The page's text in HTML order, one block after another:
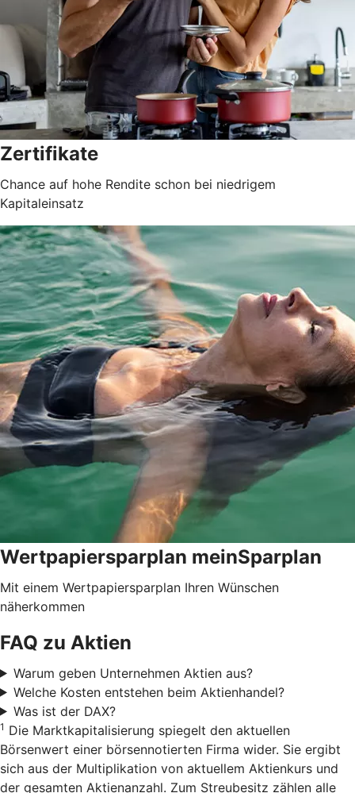
Zertifikate
Chance auf hohe Rendite schon bei niedrigem
Kapitaleinsatz
Wertpapiersparplan meinSparplan
Mit einem Wertpapiersparplan Ihren Wünschen
näherkommen
FAQ zu Aktien
Warum geben Unternehmen Aktien aus?
Welche Kosten entstehen beim Aktienhandel?
Was ist der DAX?
1 Die Marktkapitalisierung spiegelt den aktuellen
Börsenwert einer börsennotierten Firma wider. Sie ergibt
sich aus der Multiplikation von aktuellem Aktienkurs und
der gesamten Aktienanzahl. Zum Streubesitz zählen alle